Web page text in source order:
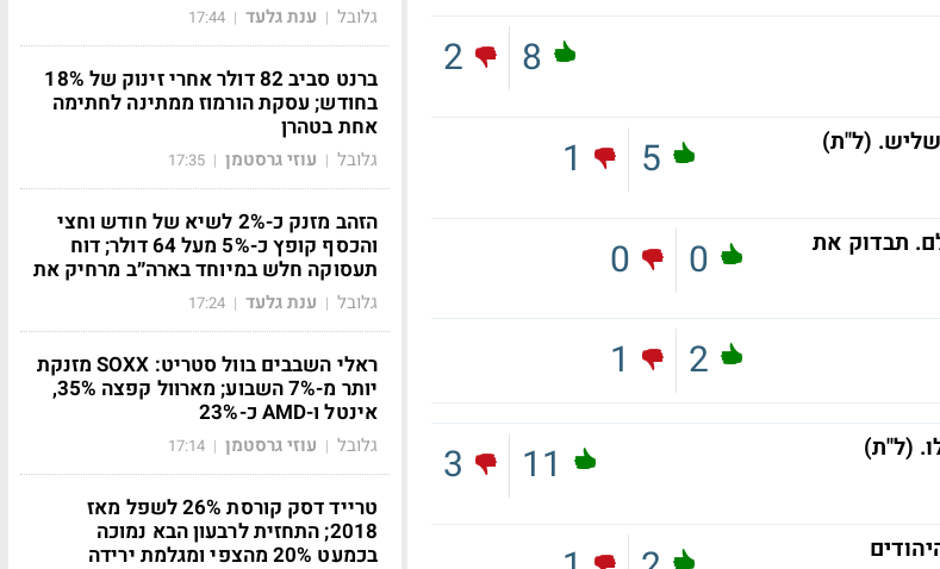
8
2
(ל"ת) 5
1
תבדוק את
0
0
2
1
(ל"ת) 11
3
גלובל | ענת גלעד |
17:44
ברנט סביב 82 דולר אחרי זינוק של 18%
בחודש; עסקת הורמוז ממתינה לחתימה
אחת בטהרן
גלובל | עוזי גרסטמן |
17:35
הזהב מזנק כ-2% לשיא של חודש וחצי
והכסף קופץ כ-5% מעל 64 דולר; דוח
תעסוקה חלש במיוחד בארה״ב מרחיק את
גלובל | ענת גלעד |
17:24
ראלי השבבים בוול סטריט: SOXX מזנקת
יותר מ-7% השבוע; מארוול קפצה 35%,
אינטל ו-AMD כ-23%
גלובל | עוזי גרסטמן |
17:14
טרייד דסק קורסת 26% לשפל מאז
2018; התחזית לרבעון הבא נמוכה
בכמעט 20% מהצפי ומגלמת ירידה